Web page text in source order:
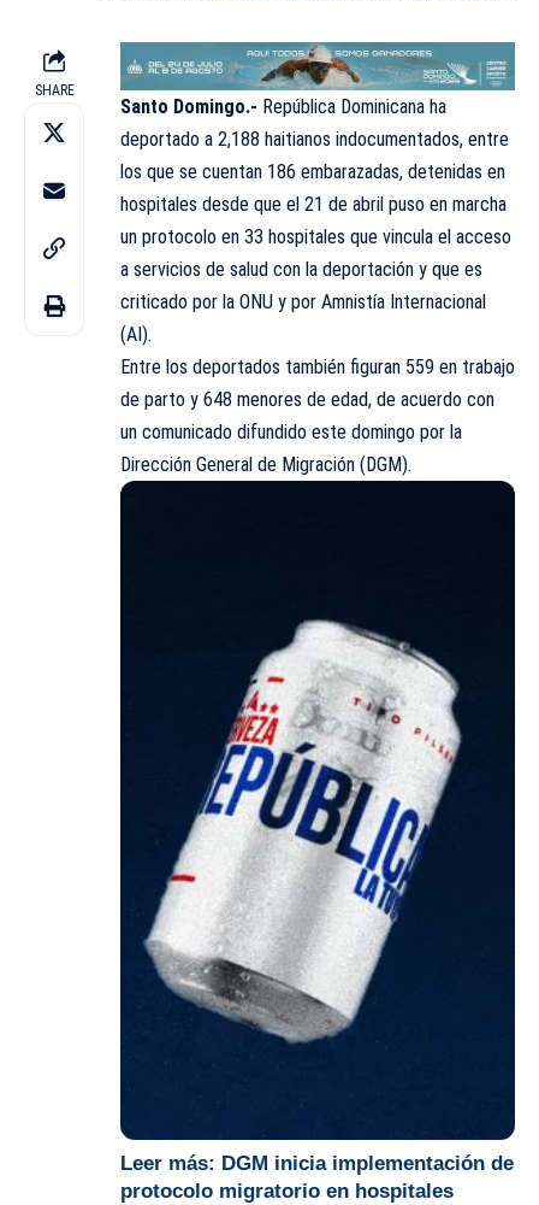
SHARE
Santo Domingo.- República Dominicana ha
deportado a 2,188 haitianos indocumentados, entre
los que se cuentan 186 embarazadas, detenidas en
hospitales desde que el 21 de abril puso en marcha
un protocolo en 33 hospitales que vincula el acceso
a servicios de salud con la deportación y que es
criticado por la ONU y por Amnistía Internacional
(AI).
Entre los deportados también figuran 559 en trabajo
de parto y 648 menores de edad, de acuerdo con
un comunicado difundido este domingo por la
Dirección General de Migración (DGM).
Leer más: DGM inicia implementación de
protocolo migratorio en hospitales